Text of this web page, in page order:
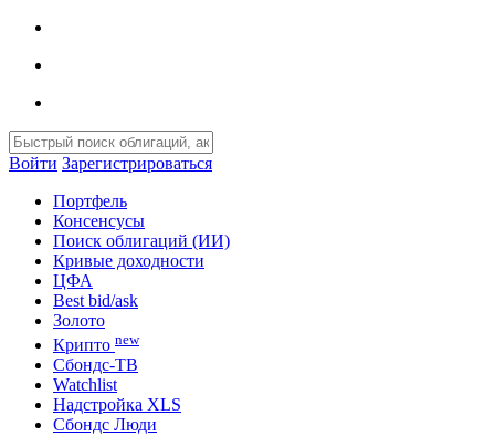
Войти Зарегистрироваться
Портфель
Консенсусы
Поиск облигаций (ИИ)
Кривые доходности
ЦФА
Best bid/ask
Золото
Крипто new
Сбондс-ТВ
Watchlist
Надстройка XLS
Сбондс Люди